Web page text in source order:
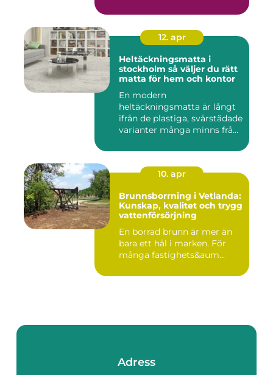
12. apr
Heltäckningsmatta i
stockholm så väljer du rätt
matta för hem och kontor
En modern
heltäckningsmatta är långt
ifrån de plastiga, svårstädade
varianter många minns från
10. apr
Brunnsborrning i Vetlanda:
Kunskap, kvalitet och trygg
vattenförsörjning
En borrad brunn är mer än
bara ett hål i marken. För
många fastighets&aum...
Adress